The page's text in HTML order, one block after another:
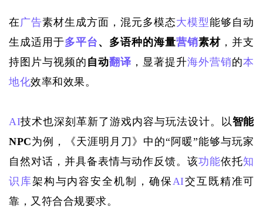
在 广告素材生成方面，混元多模态大模型能够自动
生成适用于多平台、多语种的海量营销素材 ，并支
持图片与视频的 自动翻译 ，显著提升海外营销的本
地化效率和效果。
AI技术也深刻革新了游戏内容与玩法设计。以智能
NPC为例，《天涯明月刀》中的“阿暖”能够与玩家
自然对话，并具备表情与动作反馈。该功能依托知
识库架构与内容安全机制，确保AI交互既精准可
靠，又符合合规要求。